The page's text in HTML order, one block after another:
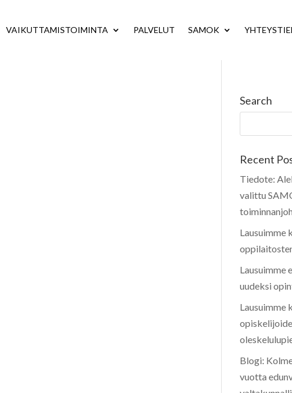
VAIKUTTAMISTOIMINTA PALVELUT SAMOK
Search
Recent
Tiedote:
valittu
Lausuimme
Lausuimme
uudeksi
Lausuimme
Blogi:
vuotta